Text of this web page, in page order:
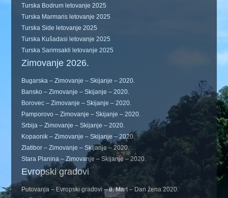
Turska Bodrum letovanje 2025
Turska Marmaris letovanje 2025
Turska Side letovanje 2025
Turska Kušadasi letovanje 2025
Turska Sarimsakli letovanje 2025
Zimovanje 2026.
Bugarska – Zimovanje – Skijanje – 2020.
Bansko – Zimovanje – Skijanje – 2020.
Borovec – Zimovanje – Skijanje – 2020.
Pamporovo – Zimovanje – Skijanje – 2020.
Srbija – Zimovanje – Skijanje – 2020.
Kopaonik – Zimovanje – Skijanje – 2020.
Zlatibor – Zimovanje – Skijanje – 2020.
Stara Planina – Zimovanje – Skijanje – 2020.
Evropski gradovi
Putovanja – Evropski gradovi – 8. Mart – Dan žena 2020.